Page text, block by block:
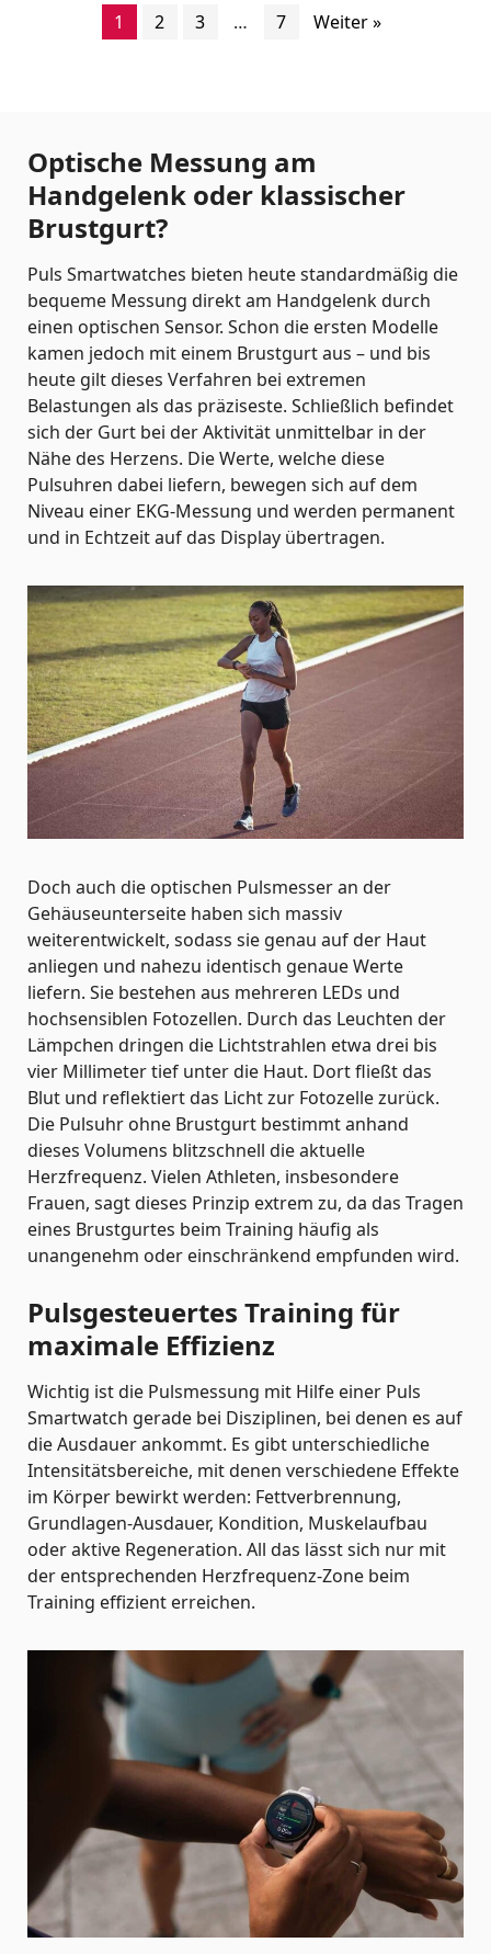
1 2 3 … 7 Weiter »
Optische Messung am
Handgelenk oder klassischer
Brustgurt?
Puls Smartwatches bieten heute standardmäßig die
bequeme Messung direkt am Handgelenk durch
einen optischen Sensor. Schon die ersten Modelle
kamen jedoch mit einem Brustgurt aus – und bis
heute gilt dieses Verfahren bei extremen
Belastungen als das präziseste. Schließlich befindet
sich der Gurt bei der Aktivität unmittelbar in der
Nähe des Herzens. Die Werte, welche diese
Pulsuhren dabei liefern, bewegen sich auf dem
Niveau einer EKG-Messung und werden permanent
und in Echtzeit auf das Display übertragen.
Doch auch die optischen Pulsmesser an der
Gehäuseunterseite haben sich massiv
weiterentwickelt, sodass sie genau auf der Haut
anliegen und nahezu identisch genaue Werte
liefern. Sie bestehen aus mehreren LEDs und
hochsensiblen Fotozellen. Durch das Leuchten der
Lämpchen dringen die Lichtstrahlen etwa drei bis
vier Millimeter tief unter die Haut. Dort fließt das
Blut und reflektiert das Licht zur Fotozelle zurück.
Die Pulsuhr ohne Brustgurt bestimmt anhand
dieses Volumens blitzschnell die aktuelle
Herzfrequenz. Vielen Athleten, insbesondere
Frauen, sagt dieses Prinzip extrem zu, da das Tragen
eines Brustgurtes beim Training häufig als
unangenehm oder einschränkend empfunden wird.
Pulsgesteuertes Training für
maximale Effizienz
Wichtig ist die Pulsmessung mit Hilfe einer Puls
Smartwatch gerade bei Disziplinen, bei denen es auf
die Ausdauer ankommt. Es gibt unterschiedliche
Intensitätsbereiche, mit denen verschiedene Effekte
im Körper bewirkt werden: Fettverbrennung,
Grundlagen-Ausdauer, Kondition, Muskelaufbau
oder aktive Regeneration. All das lässt sich nur mit
der entsprechenden Herzfrequenz-Zone beim
Training effizient erreichen.